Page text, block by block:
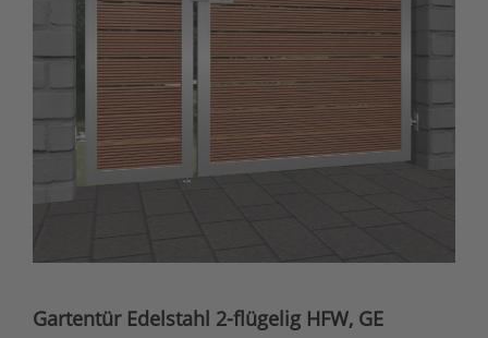
Gartentür Edelstahl 2-flügelig HFW, GE